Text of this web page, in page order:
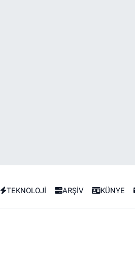
TEKNOLOJİ ARŞİV KÜNYE